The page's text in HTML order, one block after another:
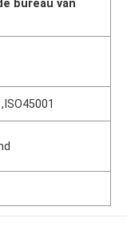
bureau van